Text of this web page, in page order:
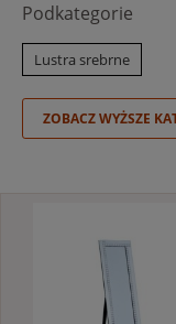
Podkategorie
Lustra srebrne